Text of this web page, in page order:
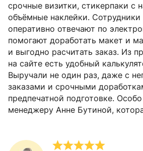
срочные визитки, стикерпаки с
объёмные наклейки. Сотрудники
оперативно отвечают по
помогают доработать макет и
и выгодно расчитать заказ. Из
на сайте есть удобный
Выручали не один раз, даже с
заказами и срочными
предпечатной подготовке.
менеджеру Анне Бутиной,